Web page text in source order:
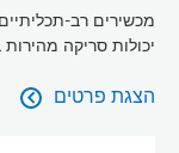
יכולות סריקה
הצגת פרטים
הצגת פרטים
